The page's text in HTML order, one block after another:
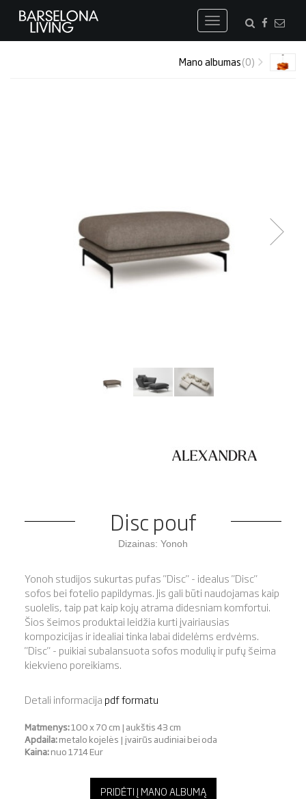
Toggle
navigation
Mano albumas(0)
Disc pouf
Dizainas: Yonoh
Yonoh studijos sukurtas pufas "Disc" - idealus "Disc"
sofos bei fotelio papildymas. Jis gali būti naudojamas kaip
suolelis, taip pat kaip kojų atrama didesniam komfortui.
Šios šeimos produktai leidžia kurti įvairiausias
kompozicijas ir idealiai tinka labai didelėms erdvėms.
"Disc" - puikiai subalansuota sofos modulių ir pufų šeima
kiekvieno poreikiams.
Detali informacija pdf formatu
Matmenys:100 x 70 cm | aukštis 43 cm
Apdaila:metalo kojelės | įvairūs audiniai bei oda
Kaina:nuo 1714 Eur
PRIDĖTI Į MANO ALBUMĄ